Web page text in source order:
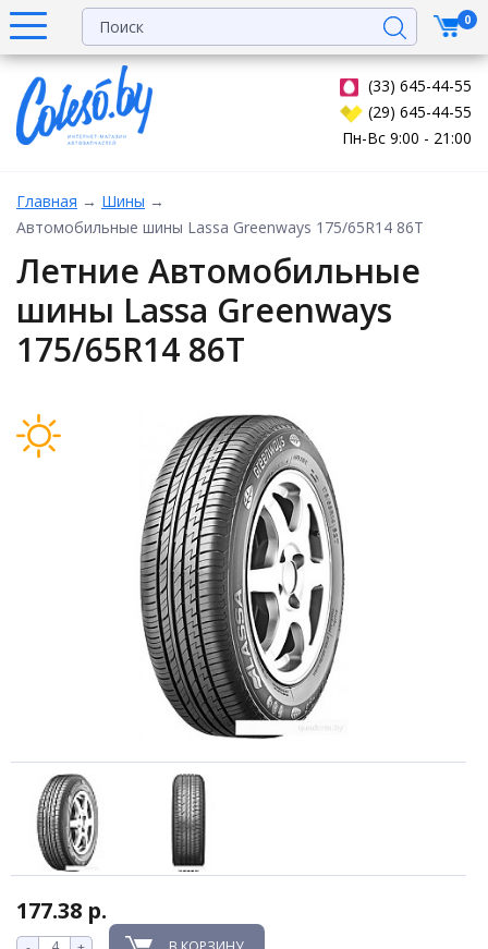
(33) 645-44-55
(29) 645-44-55
Пн-Вс 9:00 - 21:00
0
Главная → Шины →
Автомобильные шины Lassa Greenways 175/65R14 86T
Летние Автомобильные
шины Lassa Greenways
175/65R14 86T
177.38 р.